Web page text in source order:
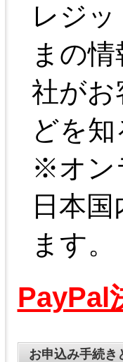
レジ
まの
社がお
どを
※オン
日本
ます。
PayPal
お申込み手続き